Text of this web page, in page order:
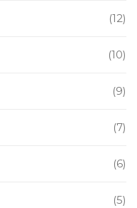
(12)
(10)
(9)
(7)
(6)
(5)